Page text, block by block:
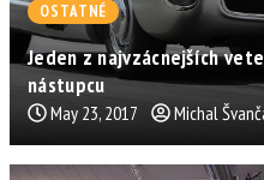
OSTATNÉ
Jeden z najvzácnejších
nástupcu
May 23, 2017 Michal